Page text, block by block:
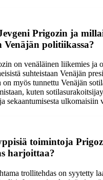
Prigozin ja
Venäjän politiikassa?
on venäläinen liikemies ja
suhteistaan Venäjän
myös tunnettu Venäjän
kuten
sekaantumisesta ulkomaisiin
toimintoja
harjoittaa?
trollitehdas on syytetty